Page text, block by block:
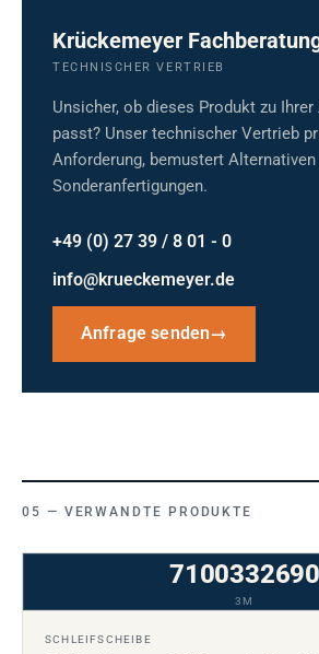
Krückemeyer
TECHNISCHER VERTRIEB
Unsicher, ob dieses Produkt zu Ihrer
passt? Unser technischer Vertrieb
Anforderung, bemustert
Sonderanfertigungen.
+49 (0) 27 39 / 8 01 - 0
info@krueckemeyer.de
Anfrage senden→
VERWANDTE PRODUKTE
7100332690
3M
SCHLEIFSCHEIBE